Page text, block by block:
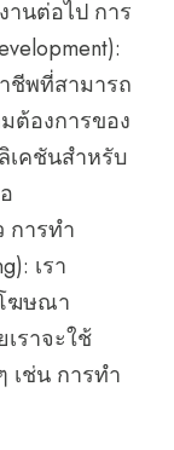
านต่อไป การ
ชีพที่สามารถ
ต้องการของ
เคชันสำหรับ
การทำ
เรา
ฆษณา
ราจะใช้
เช่น การทำ